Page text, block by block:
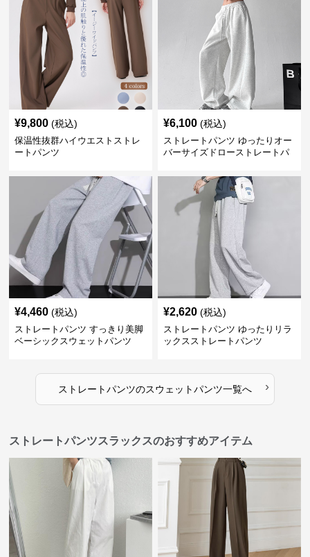
¥9,800 (税込)
保温性抜群ハイウエストストレ
ートパンツ
¥6,100 (税込)
ストレートパンツ ゆったりオー
バーサイズドローストレートパ
¥4,460 (税込)
ストレートパンツ すっきり美脚
ベーシックスウェットパンツ
¥2,620 (税込)
ストレートパンツ ゆったりリラ
ックスストレートパンツ
ストレートパンツのスウェットパンツ一覧へ ›
ストレートパンツスラックスのおすすめアイテム